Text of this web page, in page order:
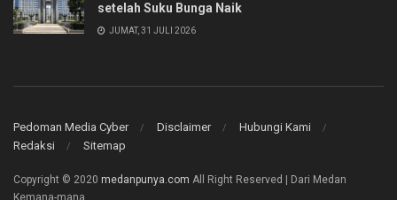
setelah Suku Bunga Naik
JUMAT, 31 JULI 2026
Pedoman Media Cyber Disclaimer
Hubungi Kami
Redaksi
Sitemap
Copyright © 2020 medanpunya.com All Right Reserved | Dari Medan
Kemana-mana